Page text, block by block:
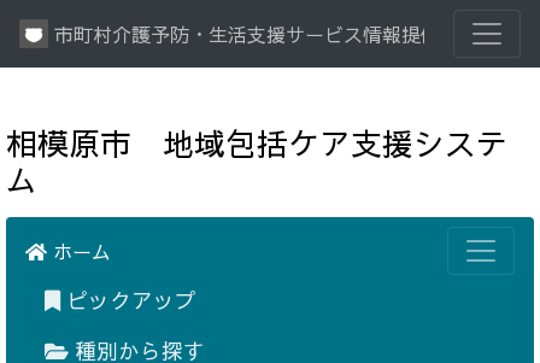
市町村介護予防・生活支援サービス情報提供システム
相模原市 地域包括ケア支援システ
ム
ホーム
ピックアップ
種別から探す